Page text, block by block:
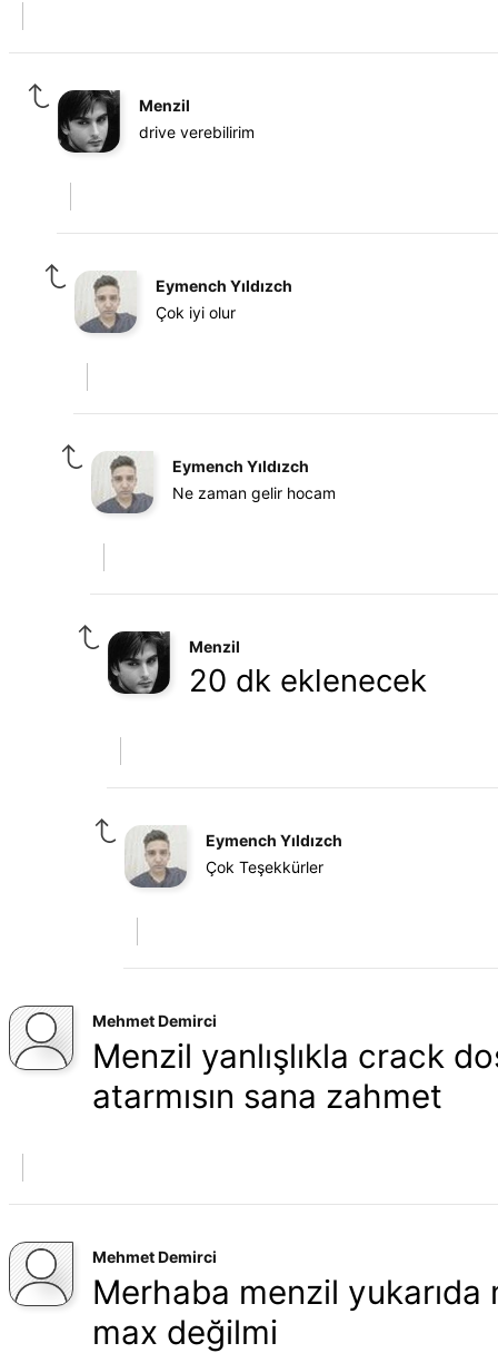
Menzil
drive verebilirim
Eymench Yıldızch
Çok iyi olur
Eymench Yıldızch
Ne zaman gelir hocam
Menzil
20 dk eklenecek
Eymench Yıldızch
Çok Teşekkürler
Mehmet Demirci
Menzil yanlışlıkla crack
atarmısın sana zahmet
Mehmet Demirci
Merhaba menzil
max değilmi